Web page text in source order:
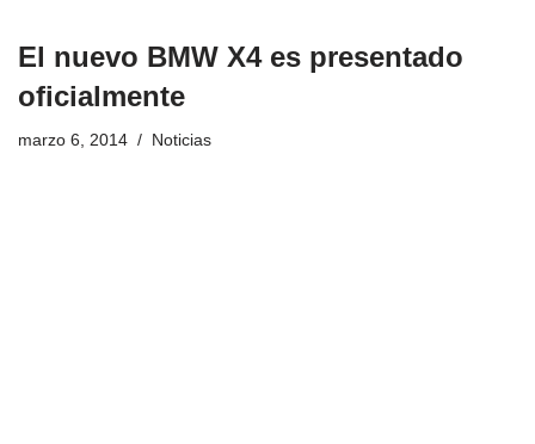
El nuevo BMW X4 es presentado
oficialmente
marzo 6, 2014 Noticias